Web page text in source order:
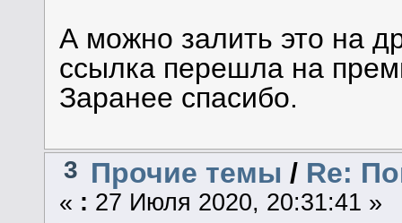
А можно залить это на
ссылка перешла на
Заранее спасибо.
3 Прочие темы / Re:
« : 27 Июля 2020, 20:31:41 »